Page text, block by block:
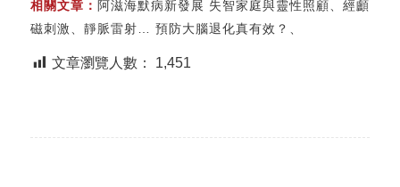
相關文章： 阿滋海默病新發展 失智家庭與靈性照顧
經顱
磁刺激、靜脈雷射… 預防大腦退化真有效？
文章瀏覽人數： 1,451